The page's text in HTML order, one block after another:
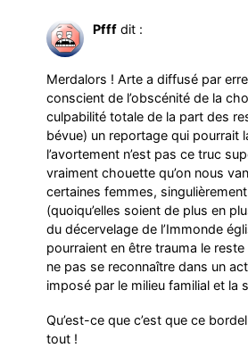
Pfff dit :
Merdalors ! Arte a diffusé par
conscient de l’obscénité de la
culpabilité totale de la part des
bévue) un reportage qui pourrait
l’avortement n’est pas ce truc
vraiment chouette qu’on nous
certaines femmes,
(quoiqu’elles soient de plus en
du décervelage de l’Immonde
pourraient en être trauma le
ne pas se reconnaître dans un
imposé par le milieu familial et la
Qu’est-ce que c’est que ce
tout !